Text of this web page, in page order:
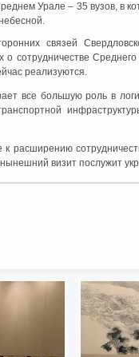
Урале – 35 вузов, в
связей
сотрудничестве
реализуются.
все большую роль в
расширению
нынешний визит послужит